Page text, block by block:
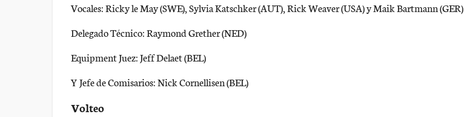
Vocales: Ricky le May (SWE), Sylvia Katschker (AUT), Rick Weaver (USA) y Maik Bartmann (GER)
Delegado Técnico: Raymond Grether (NED)
Equipment Juez: Jeff Delaet (BEL)
Y Jefe de Comisarios: Nick Cornellisen (BEL)
Volteo